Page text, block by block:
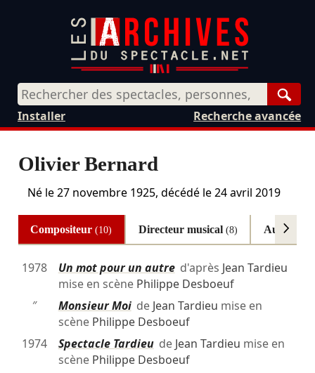
Recherche avancée
Installer
Olivier Bernard
Né le27 novembre 1925, décédé le24 avril 2019
Compositeur(10) Directeur musical (8) Autres
1978 Un mot pour un autred'après Jean Tardieu
mise en scène Philippe Desboeuf
″
Monsieur Moide Jean Tardieu mise en
scène Philippe Desboeuf
1974
Spectacle Tardieude Jean Tardieu mise en
scène Philippe Desboeuf